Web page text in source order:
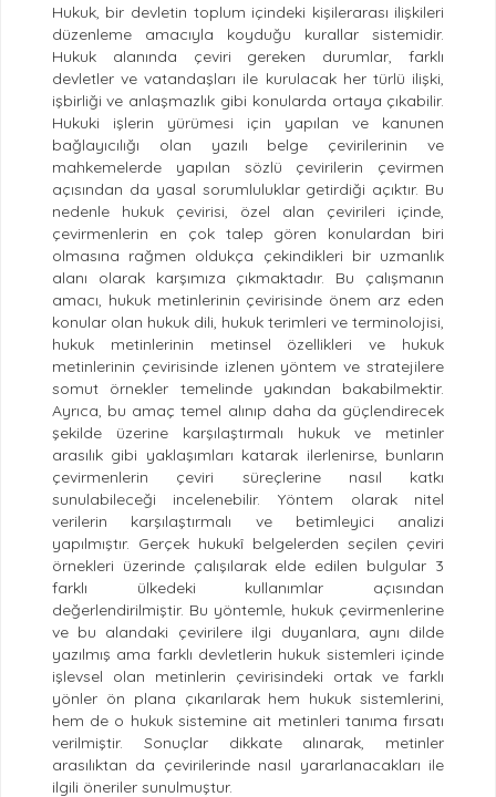
Hukuk, bir devletin toplum içindeki kişilerarası ilişkileri
düzenleme amacıyla koyduğu kurallar sistemidir.
Hukuk alanında çeviri gereken durumlar, farklı
devletler ve vatandaşları ile kurulacak her türlü ilişki,
işbirliği ve anlaşmazlık gibi konularda ortaya çıkabilir.
Hukuki işlerin yürümesi için yapılan ve kanunen
bağlayıcılığı olan yazılı belge çevirilerinin ve
mahkemelerde yapılan sözlü çevirilerin çevirmen
açısından da yasal sorumluluklar getirdiği açıktır. Bu
nedenle hukuk çevirisi, özel alan çevirileri içinde,
çevirmenlerin en çok talep gören konulardan biri
olmasına rağmen oldukça çekindikleri bir uzmanlık
alanı olarak karşımıza çıkmaktadır. Bu çalışmanın
amacı, hukuk metinlerinin çevirisinde önem arz eden
konular olan hukuk dili, hukuk terimleri ve terminolojisi,
hukuk metinlerinin metinsel özellikleri ve hukuk
metinlerinin çevirisinde izlenen yöntem ve stratejilere
somut örnekler temelinde yakından bakabilmektir.
Ayrıca, bu amaç temel alınıp daha da güçlendirecek
şekilde üzerine karşılaştırmalı hukuk ve metinler
arasılık gibi yaklaşımları katarak ilerlenirse, bunların
çevirmenlerin çeviri süreçlerine nasıl katkı
sunulabileceği incelenebilir. Yöntem olarak nitel
verilerin karşılaştırmalı ve betimleyici analizi
yapılmıştır. Gerçek hukukî belgelerden seçilen çeviri
örnekleri üzerinde çalışılarak elde edilen bulgular 3
farklı ülkedeki kullanımlar açısından
değerlendirilmiştir. Bu yöntemle, hukuk çevirmenlerine
ve bu alandaki çevirilere ilgi duyanlara, aynı dilde
yazılmış ama farklı devletlerin hukuk sistemleri içinde
işlevsel olan metinlerin çevirisindeki ortak ve farklı
yönler ön plana çıkarılarak hem hukuk sistemlerini,
hem de o hukuk sistemine ait metinleri tanıma fırsatı
verilmiştir. Sonuçlar dikkate alınarak, metinler
arasılıktan da çevirilerinde nasıl yararlanacakları ile
ilgili öneriler sunulmuştur.